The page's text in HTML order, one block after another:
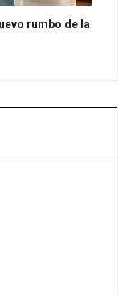
rumbo de la